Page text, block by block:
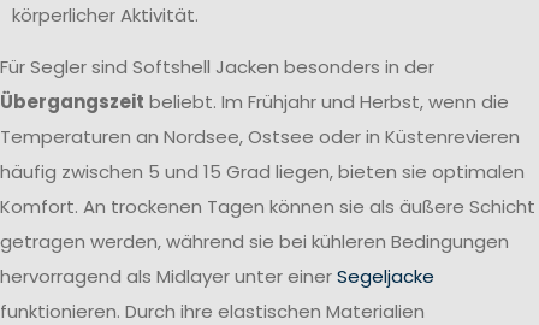
körperlicher Aktivität.
Für Segler sind Softshell Jacken besonders in der
Übergangszeit beliebt. Im Frühjahr und Herbst, wenn die
Temperaturen an Nordsee, Ostsee oder in Küstenrevieren
häufig zwischen 5 und 15 Grad liegen, bieten sie optimalen
Komfort. An trockenen Tagen können sie als äußere Schicht
getragen werden, während sie bei kühleren Bedingungen
hervorragend als Midlayer unter einerSegeljacke
funktionieren. Durch ihre elastischen Materialien